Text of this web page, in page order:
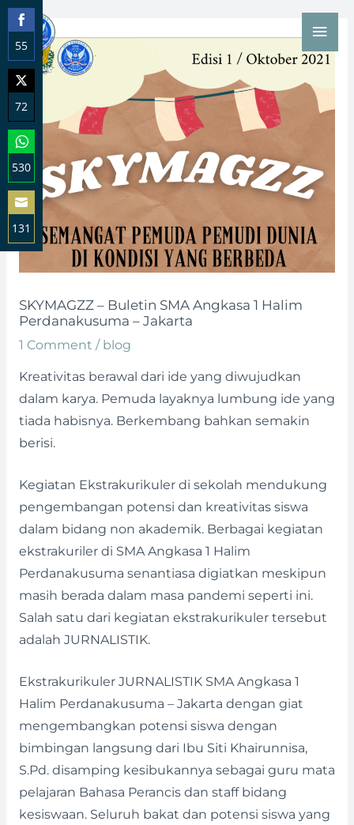
Skip
to
content
SKYMAGZZ – Buletin SMA Angkasa 1 Halim
Perdanakusuma – Jakarta
1 Comment / blog
Kreativitas berawal dari ide yang diwujudkan
dalam karya. Pemuda layaknya lumbung ide yang
tiada habisnya. Berkembang bahkan semakin
berisi.
Kegiatan Ekstrakurikuler di sekolah mendukung
pengembangan potensi dan kreativitas siswa
dalam bidang non akademik. Berbagai kegiatan
ekstrakuriler di SMA Angkasa 1 Halim
Perdanakusuma senantiasa digiatkan meskipun
masih berada dalam masa pandemi seperti ini.
Salah satu dari kegiatan ekstrakurikuler tersebut
adalah JURNALISTIK.
Ekstrakurikuler JURNALISTIK SMA Angkasa 1
Halim Perdanakusuma – Jakarta dengan giat
mengembangkan potensi siswa dengan
bimbingan langsung dari Ibu Siti Khairunnisa,
S.Pd. disamping kesibukannya sebagai guru mata
pelajaran Bahasa Perancis dan staff bidang
kesiswaan. Seluruh bakat dan potensi siswa yang
Post
navigation
55
Share
on
Facebook
72
Share
on
Twitter
530
Share
on
WhatsApp
131
Share
on
Email